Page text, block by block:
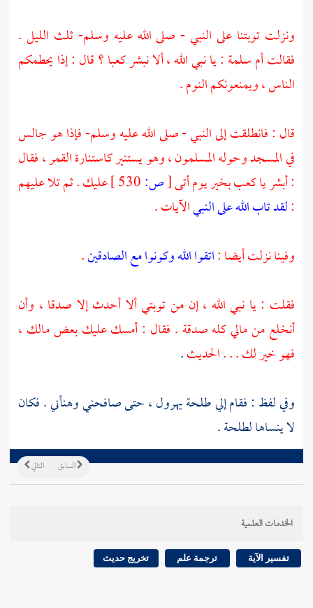
ونزلت توبتنا على النبي - صلى الله عليه وسلم- ثلث الليل .
فقالتأم سلمة : يا نبي الله ، ألا نبشركعبا؟ قال : إذا يحطمكم
الناس ، ويمنعونكم النوم .
قال : فانطلقت إلى النبي - صلى الله عليه وسلم- فإذا هو جالس
في المسجد وحوله المسلمون ، وهو يستنير كاستنارة القمر ، فقال
: أبشر ياكعببخير يوم أتى[ص:
عليك . ثم تلا عليهم
:لقد تاب الله على النبيالآيات .
وفينا نزلت أيضا :اتقوا الله وكونوا مع الصادقين.
فقلت : يا نبي الله ، إن من توبتي ألا أحدث إلا صدقا ، وأن
أنخلع من مالي كله صدقة . فقال : أمسك عليك بعض مالك ،
فهو خير لك . . . الحديث.
وفي لفظ : فقام إليطلحةيهرول ، حتى صافحني وهنأني . فكان
لا ينساهالطلحة.
التالي السابق
الخدمات العلمية
تفسير الآية ترجمة علم تخريج حديث